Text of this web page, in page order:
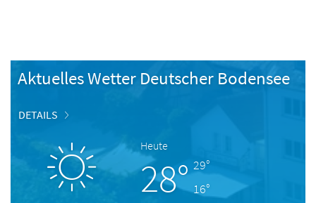
Aktuelles Wetter Deutscher Bodensee
DETAILS
Heute
28° 29°
16°